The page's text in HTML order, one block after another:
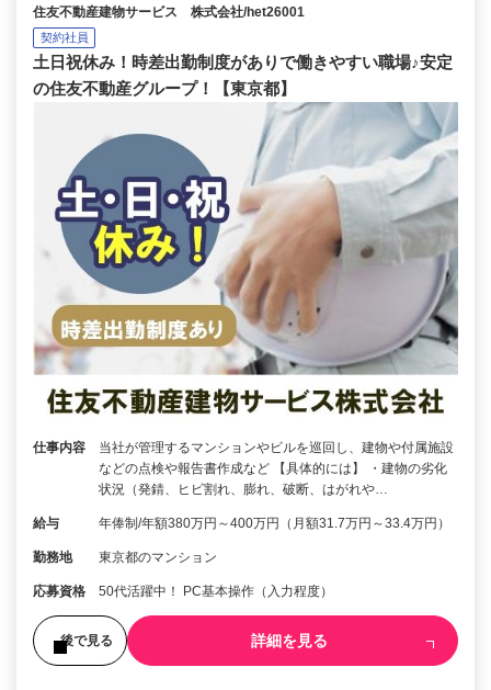
住友不動産建物サービス 株式会社/het26001
契約社員
土日祝休み！時差出勤制度がありで働きやすい職場♪安定
の住友不動産グループ！【東京都】
仕事内容
当社が管理するマンションやビルを巡回し、建物や付属施設
などの点検や報告書作成など 【具体的には】 ・建物の劣化
状況（発錆、ヒビ割れ、膨れ、破断、はがれや…
給与 年俸制/年額380万円～400万円（月額31.7万円～33.4万円）
勤務地 東京都のマンション
応募資格 50代活躍中！ PC基本操作（入力程度）
後で見る 詳細を見る